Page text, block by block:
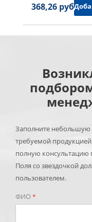
368,26 руб.
Заполните небольшую
требуемой
полную консультацию
Поля со звездочкой
пользователем.
ФИО*